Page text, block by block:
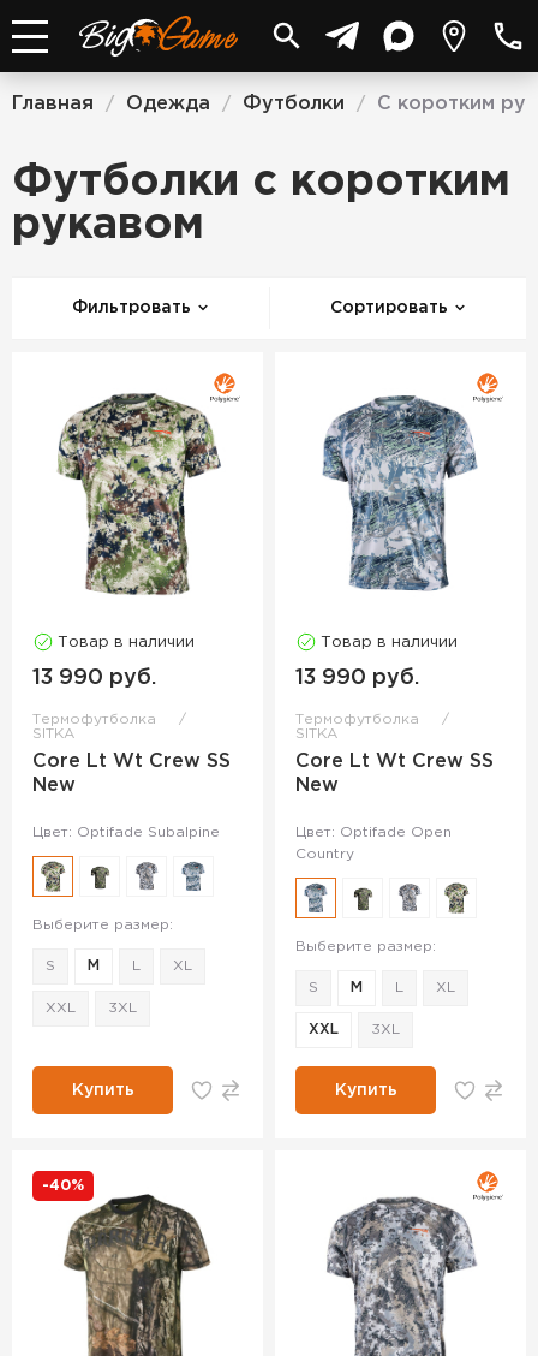
Главная / Одежда / Футболки / С коротким
Футболки с коротким
рукавом
Фильтровать Сортировать
Товар в наличии
13 990 руб.
Термофутболка
SITKA
Core Lt Wt Crew SS
New
Цвет: Optifade Subalpine
Выберите размер:
S M XL
XXL 3XL
Купить
Товар в наличии
13 990 руб.
Термофутболка
SITKA
Core Lt Wt Crew SS
New
Цвет: Optifade Open
Country
Выберите размер:
S M XL
XXL 3XL
Купить
-40%